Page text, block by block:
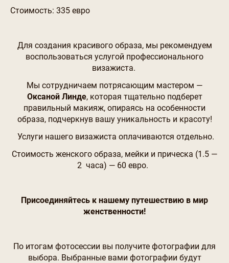
Стоимость: 335 евро
Для создания красивого образа, мы рекомендуем
воспользоваться услугой профессионального
визажиста.
Мы сотрудничаем потрясающим мастером —
Оксаной Линде, которая тщательно подберет
правильный макияж, опираясь на особенности
образа, подчеркнув вашу уникальность и красоту!
Услуги нашего визажиста оплачиваются отдельно.
Стоимость женского образа, мейки и прическа (1.5 —
2 часа) — 60 евро.
Присоединяйтесь к нашему путешествию в мир
женственности!
По итогам фотосессии вы получите фотографии для
выбора. Выбранные вами фотографии будут